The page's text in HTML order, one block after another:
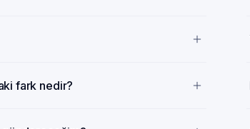
fark nedir?